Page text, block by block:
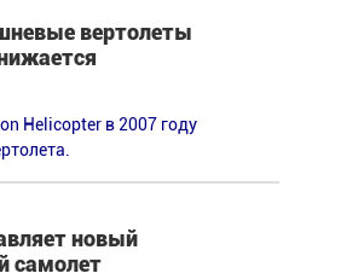
вертолеты
Helicopter в 2007 году
новый
самолет